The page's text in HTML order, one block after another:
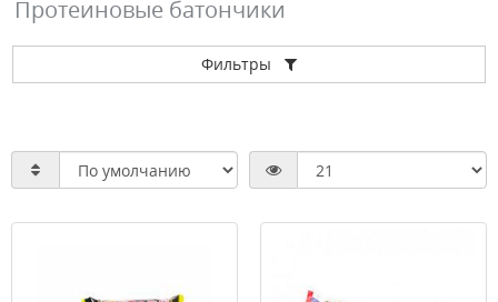
Протеиновые батончики
Фильтры